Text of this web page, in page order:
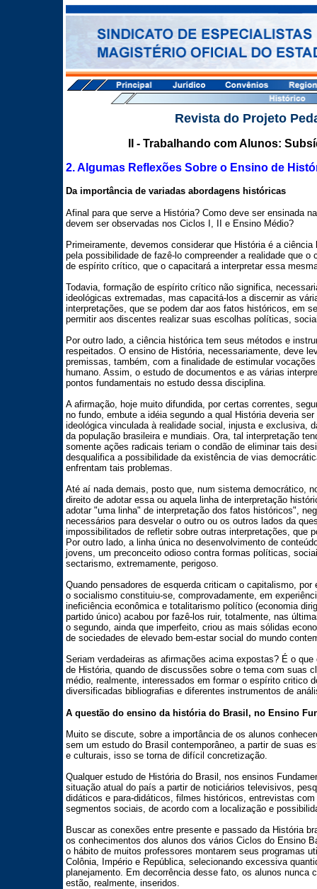
Revista do Projeto
II - Trabalhando com Alunos:
2. Algumas Reflexões Sobre o Ensino de
Da importância de variadas abordagens históricas
Afinal para que serve a História? Como deve ser ensinada
devem ser observadas nos Ciclos I, II e Ensino Médio?
Primeiramente, devemos considerar que História é a
pela possibilidade de fazê-lo compreender a realidade que o
de espírito crítico, que o capacitará a interpretar essa
Todavia, formação de espírito crítico não significa,
ideológicas extremadas, mas capacitá-los a discernir as
interpretações, que se podem dar aos fatos históricos, em
permitir aos discentes realizar suas escolhas políticas,
Por outro lado, a ciência histórica tem seus métodos e
respeitados. O ensino de História, necessariamente, deve
premissas, também, com a finalidade de estimular
humano. Assim, o estudo de documentos e as várias
pontos fundamentais no estudo dessa disciplina.
A afirmação, hoje muito difundida, por certas correntes,
no fundo, embute a idéia segundo a qual História deveria
ideológica vinculada à realidade social, injusta e exclusiva,
da população brasileira e mundiais. Ora, tal interpretação
somente ações radicais teriam o condão de eliminar tais
desqualifica a possibilidade da existência de vias
enfrentam tais problemas.
Até aí nada demais, posto que, num sistema democrático,
direito de adotar essa ou aquela linha de interpretação
adotar "uma linha" de interpretação dos fatos históricos",
necessários para desvelar o outro ou os outros lados da
impossibilitados de refletir sobre outras interpretações, que
Por outro lado, a linha única no desenvolvimento de
jovens, um preconceito odioso contra formas políticas,
sectarismo, extremamente, perigoso.
Quando pensadores de esquerda criticam o capitalismo, por
o socialismo constituiu-se, comprovadamente, em
ineficiência econômica e totalitarismo político (economia
partido único) acabou por fazê-los ruir, totalmente, nas
o segundo, ainda que imperfeito, criou as mais sólidas
de sociedades de elevado bem-estar social do mundo
Seriam verdadeiras as afirmações acima expostas? É o
de História, quando de discussões sobre o tema com suas
médio, realmente, interessados em formar o espírito critico
diversificadas bibliografias e diferentes instrumentos de
A questão do ensino da história do Brasil, no Ensino
Muito se discute, sobre a importância de os alunos
sem um estudo do Brasil contemporâneo, a partir de suas
e culturais, isso se torna de difícil concretização.
Qualquer estudo de História do Brasil, nos ensinos
situação atual do país a partir de noticiários televisivos,
didáticos e para-didáticos, filmes históricos, entrevistas
segmentos sociais, de acordo com a localização e
Buscar as conexões entre presente e passado da História
os conhecimentos dos alunos dos vários Ciclos do Ensino
o hábito de muitos professores montarem seus programas
Colônia, Império e República, selecionando excessiva
planejamento. Em decorrência desse fato, os alunos nunca
estão, realmente, inseridos.